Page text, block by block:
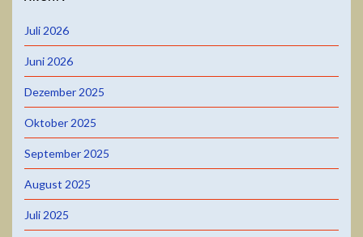
Juli 2026
Juni 2026
Dezember 2025
Oktober 2025
September 2025
August 2025
Juli 2025